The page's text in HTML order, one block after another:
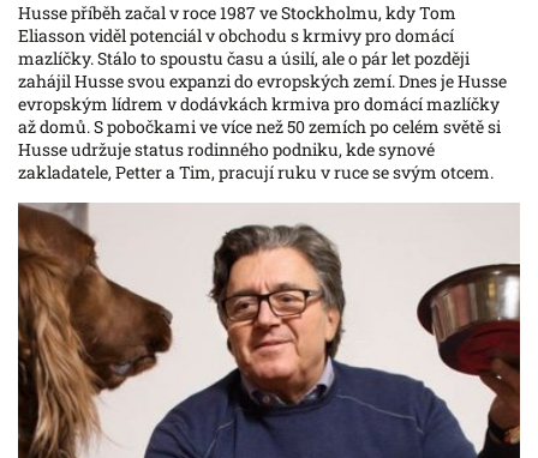
Husse příběh začal v roce 1987 ve Stockholmu, kdy Tom
Eliasson viděl potenciál v obchodu s krmivy pro domácí
mazlíčky. Stálo to spoustu času a úsilí, ale o pár let později
zahájil Husse svou expanzi do evropských zemí. Dnes je Husse
evropským lídrem v dodávkách krmiva pro domácí mazlíčky
až domů. S pobočkami ve více než 50 zemích po celém světě si
Husse udržuje status rodinného podniku, kde synové
zakladatele, Petter a Tim, pracují ruku v ruce se svým otcem.